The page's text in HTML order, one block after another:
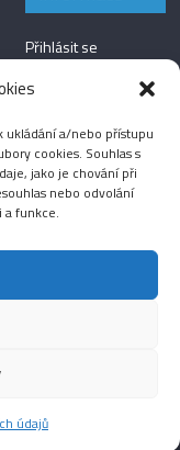
ukládání a/nebo přístupu
cookies. Souhlas s
jako je chování při
nebo odvolání
a funkce.
údajů
Přihlásit se
Zdroj kanálů
Kanál komentářů
Česká lokalizace
reserved.
av